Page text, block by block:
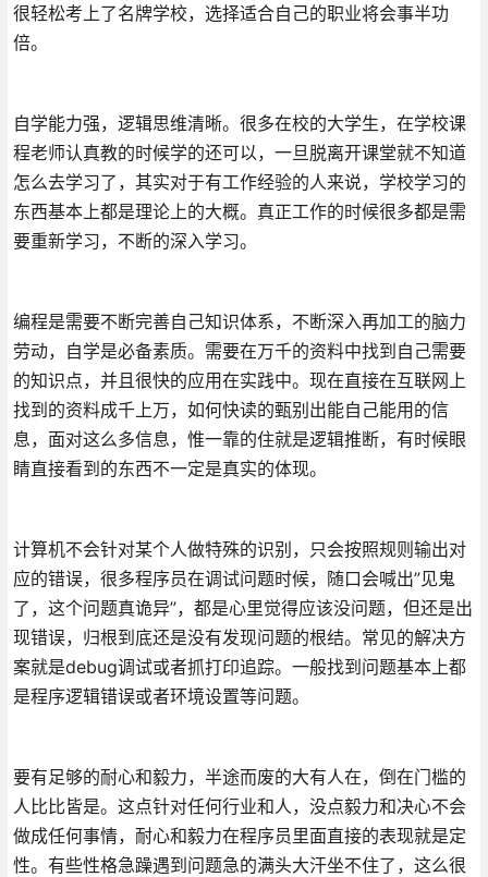
很轻松考上了名牌学校，选择适合自己的职业将会事半功
倍。
自学能力强，逻辑思维清晰。很多在校的大学生，在学校课
程老师认真教的时候学的还可以，一旦脱离开课堂就不知道
怎么去学习了，其实对于有工作经验的人来说，学校学习的
东西基本上都是理论上的大概。真正工作的时候很多都是需
要重新学习，不断的深入学习。
编程是需要不断完善自己知识体系，不断深入再加工的脑力
劳动，自学是必备素质。需要在万千的资料中找到自己需要
的知识点，并且很快的应用在实践中。现在直接在互联网上
找到的资料成千上万，如何快读的甄别出能自己能用的信
息，面对这么多信息，惟一靠的住就是逻辑推断，有时候眼
睛直接看到的东西不一定是真实的体现。
计算机不会针对某个人做特殊的识别，只会按照规则输出对
应的错误，很多程序员在调试问题时候，随口会喊出”见鬼
了，这个问题真诡异”，都是心里觉得应该没问题，但还是出
现错误，归根到底还是没有发现问题的根结。常见的解决方
案就是debug调试或者抓打印追踪。一般找到问题基本上都
是程序逻辑错误或者环境设置等问题。
要有足够的耐心和毅力，半途而废的大有人在，倒在门槛的
人比比皆是。这点针对任何行业和人，没点毅力和决心不会
做成任何事情，耐心和毅力在程序员里面直接的表现就是定
性。有些性格急躁遇到问题急的满头大汗坐不住了，这么很